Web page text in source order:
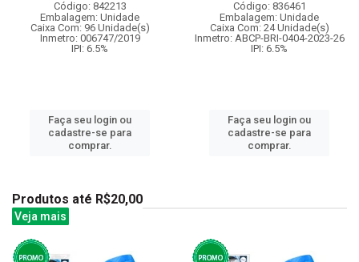
Código: 842213
Embalagem: Unidade
Caixa Com: 96 Unidade(s)
Inmetro: 006747/2019
IPI: 6.5%
Faça seu login ou
cadastre-se para
comprar.
Código: 836461
Embalagem: Unidade
Caixa Com: 24 Unidade(s)
Inmetro: ABCP-BRI-0404-2023-26
IPI: 6.5%
Faça seu login ou
cadastre-se para
comprar.
Produtos até R$20,00
Veja mais